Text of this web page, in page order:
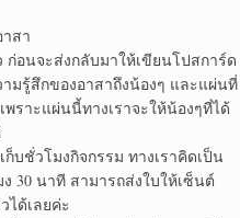
าสา
ก่อนจะส่งกลับมาให้เขียนโปสการ์ด
มรู้สึกของอาสาถึงน้องๆ และแผ่นที่
พราะแผ่นนี้ทางเราจะให้น้องๆที่ได้
บชั่วโมงกิจกรรม ทางเราคิดเป็น
30 นาที สามารถส่งใบให้เซ็นต์
ได้เลยค่ะ